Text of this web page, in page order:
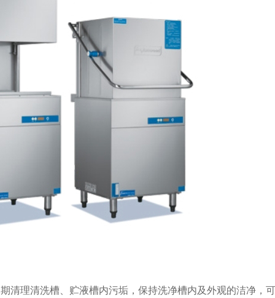
理清洗槽、贮液槽内污垢，保持洗净槽内及外观的洁净